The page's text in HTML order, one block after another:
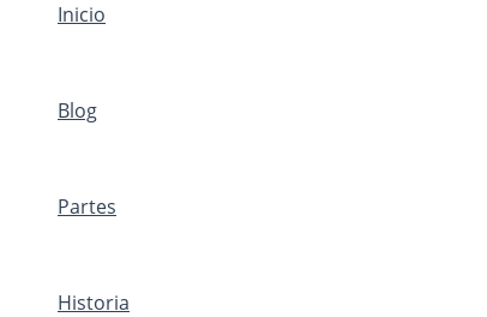
Inicio
Blog
Partes
Historia